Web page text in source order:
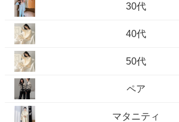
30代
40代
50代
ペア
マタニティ